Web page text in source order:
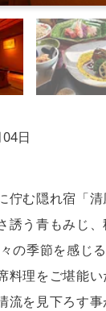
日
佇む隠れ宿「清
誘う青もみじ
の季節を感じ
料理をご堪能い
流を見下ろす